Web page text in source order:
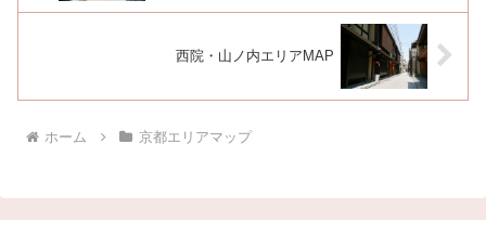
西院・山ノ内エリアMAP
ホーム 京都エリアマップ